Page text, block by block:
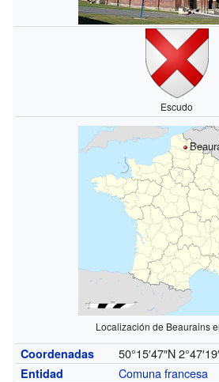
Escudo
Localización de Beaurains
Coordenadas 50°15′47″N
Entidad
Comuna francesa